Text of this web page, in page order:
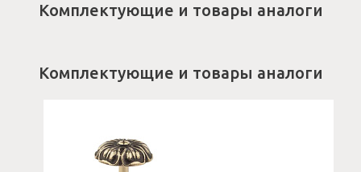
Комплектующие и товары аналоги
Комплектующие и товары аналоги